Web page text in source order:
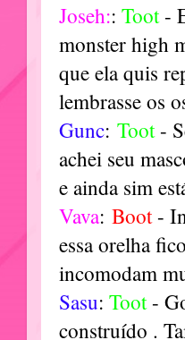
Joseh:: Toot-
monster high
que ela quis
lembrasse os
Gunc: Toot-
achei seu
e ainda sim
Vava: Boot-
essa orelha
incomodam
Sasu: Toot-
construído .